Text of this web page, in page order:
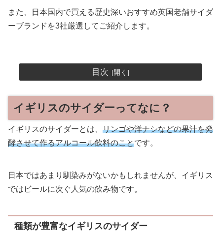
また、日本国内で買える歴史深いおすすめ英国老舗サイダ
ーブランドを3社厳選してご紹介します。
目次
イギリスのサイダーってなに？
イギリスのサイダーとは、 リンゴや洋ナシなどの果汁を発
酵させて作るアルコール飲料のことです。
日本ではあまり馴染みがないかもしれませんが、イギリス
ではビールに次ぐ人気の飲み物です。
種類が豊富なイギリスのサイダー